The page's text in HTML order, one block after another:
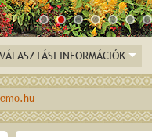
VÁLASZTÁSI INFORMÁCIÓK